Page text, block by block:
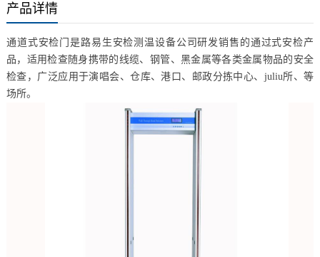
产品详情
通道式安检门是路易生安检测温设备公司研发销售的通过式安检产
品，适用检查随身携带的线缆、钢管、黑金属等各类金属物品的安全
检查，广泛应用于演唱会、仓库、港口、邮政分拣中心、juliu所、等
场所。